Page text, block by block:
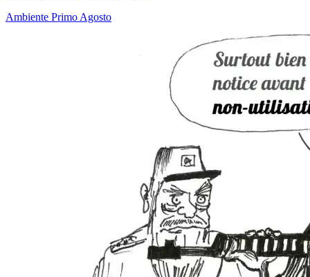
Ambiente Primo Agosto